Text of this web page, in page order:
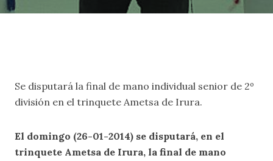
Se disputará la final de mano individual senior de 2º
división en el trinquete Ametsa de Irura.
El domingo (26-01-2014) se disputará, en el
trinquete Ametsa de Irura, la final de mano